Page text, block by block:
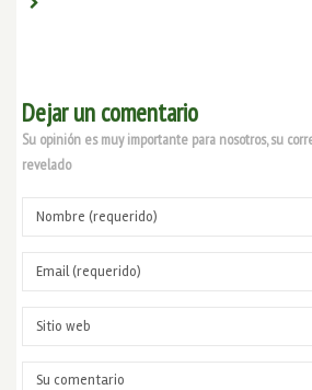
Dejar un comentario
Su opinión es muy importante para nosotros, su
revelado